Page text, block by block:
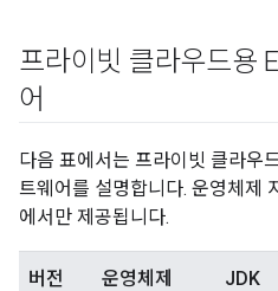
프라이빗 클라우드용
어
다음 표에서는 프라이빗 클라우
트웨어를 설명합니다. 운영체제
에서만 제공됩니다.
버전 운영체제 JDK